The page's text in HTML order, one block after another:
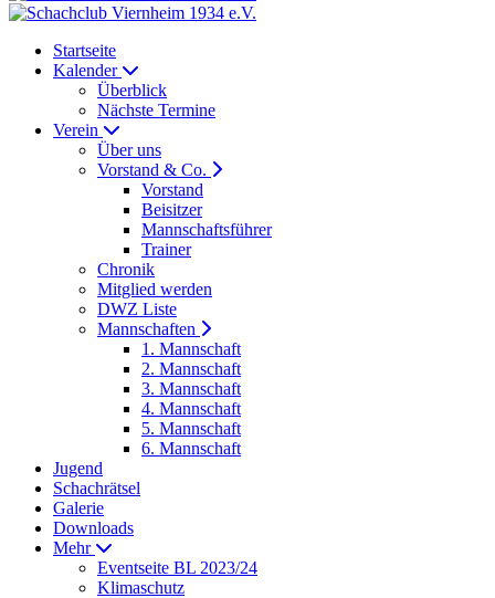
Startseite
Kalender
Überblick
Nächste Termine
Verein
Über uns
Vorstand & Co.
Vorstand
Beisitzer
Mannschaftsführer
Trainer
Chronik
Mitglied werden
DWZ Liste
Mannschaften
1. Mannschaft
2. Mannschaft
3. Mannschaft
4. Mannschaft
5. Mannschaft
6. Mannschaft
Jugend
Schachrätsel
Galerie
Downloads
Mehr
Eventseite BL 2023/24
Klimaschutz